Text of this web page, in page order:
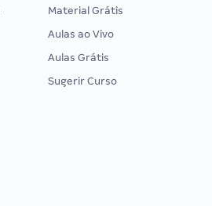
Material Grátis
Aulas ao Vivo
Aulas Grátis
Sugerir Curso